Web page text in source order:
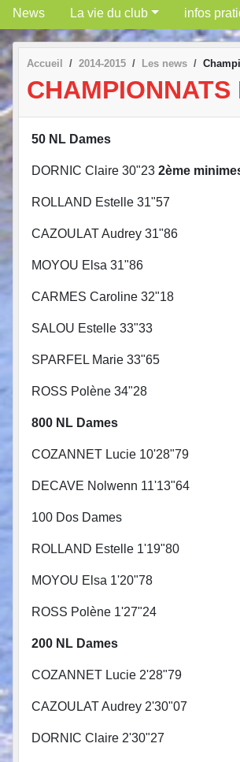
News La vie du club infos
Accueil 2014-2015 Les news
50 NL
DORNIC Claire 30"23
ROLLAND Estelle
CAZOULAT Audrey
MOYOU Elsa
CARMES Caroline 32"18
SALOU Estelle 33"33
SPARFEL Marie 33"65
ROSS Polène 34"28
800 NL
COZANNET Lucie
DECAVE Nolwenn 11'13"64
100 Dos
ROLLAND Estelle 1'19"80
MOYOU Elsa 1'20"78
ROSS Polène 1'27"24
200 NL
COZANNET Lucie
CAZOULAT Audrey
DORNIC Claire 2'30"27